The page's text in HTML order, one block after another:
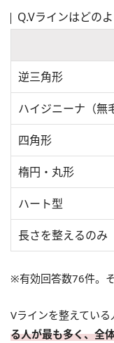
Q.Vラインはどの
逆三角形
ハイジニーナ（無
四角形
楕円・丸形
ハート型
長さを整えるのみ
※有効回答数76件。
Vラインを整えている
る人が最も多く、全